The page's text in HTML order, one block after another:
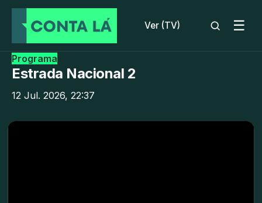
Ver (TV) ☰
Programa
Estrada Nacional 2
12 Jul. 2026, 22:37